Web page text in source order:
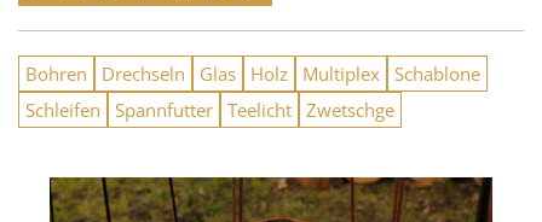
Bohren Drechseln Glas Holz Multiplex Schablone
Schleifen
Spannfutter Teelicht Zwetschge